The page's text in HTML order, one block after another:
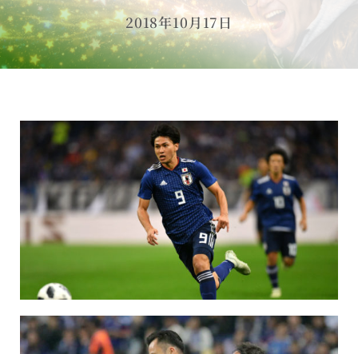
ご予約について
当日の過ごし方
保育所のご案内
2018年10月17日